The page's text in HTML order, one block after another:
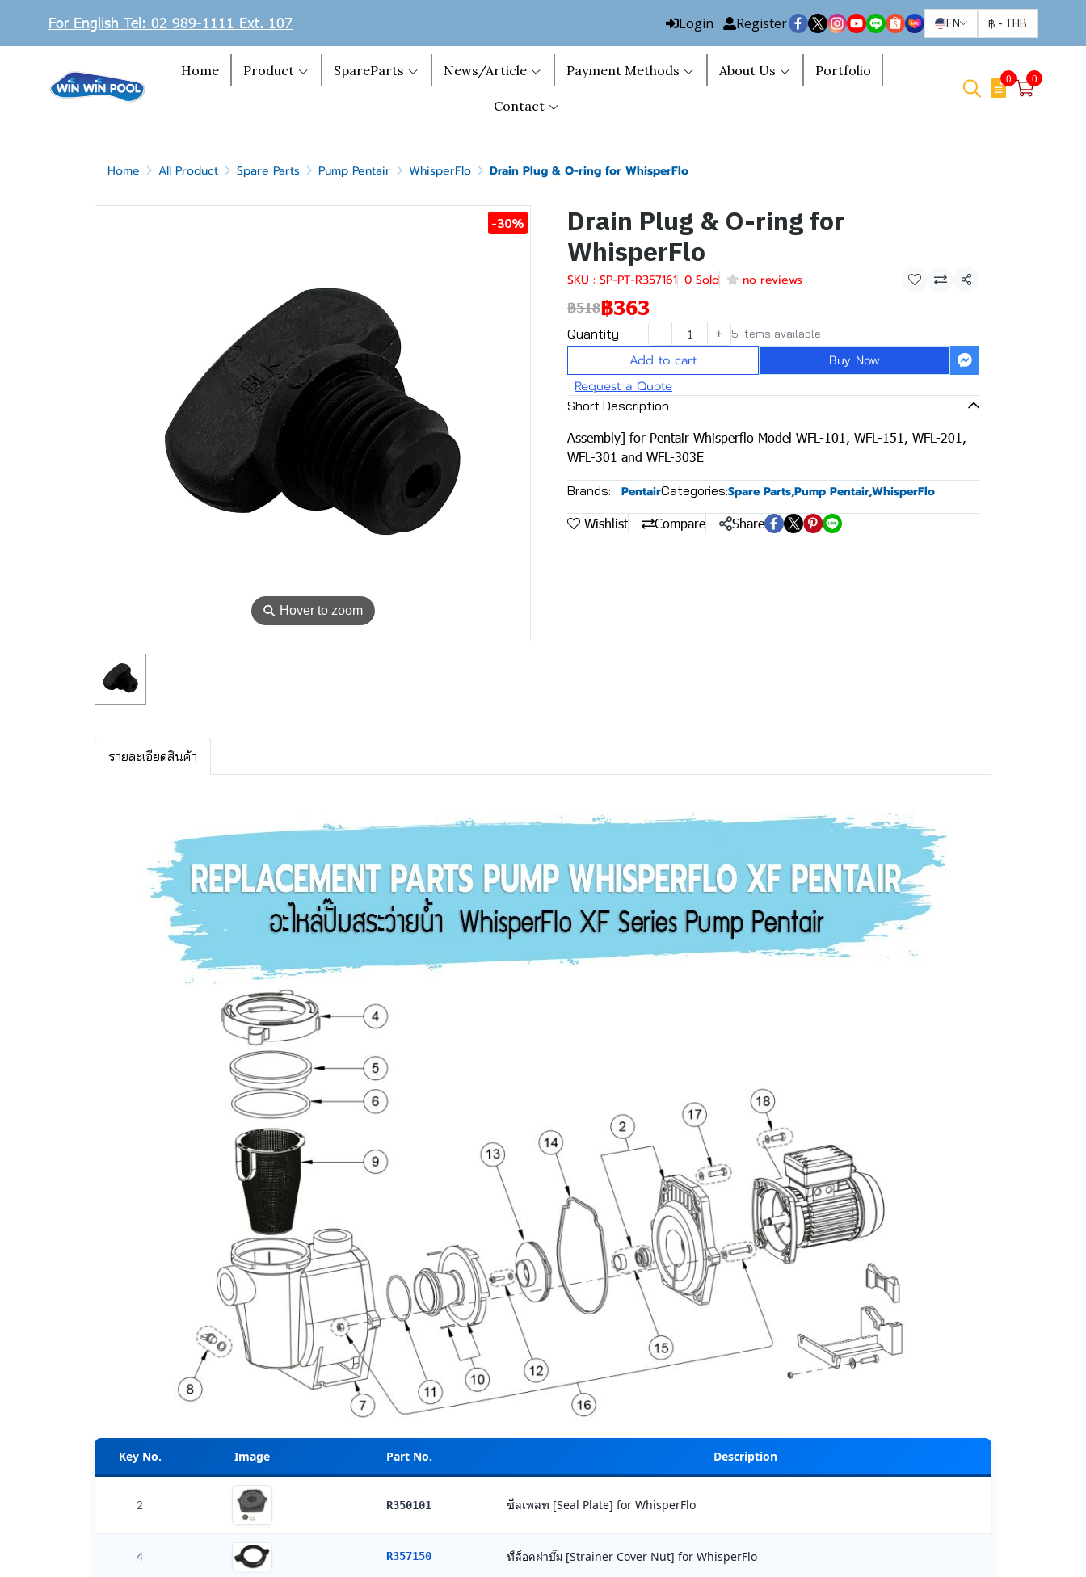
For English Tel: 02 989-1111 Ext. 107 Login Register EN ฿ - THB
Home Product SpareParts News/Article Payment Methods About Us Portfolio
Contact
0 0
Home All Product Spare Parts Pump Pentair WhisperFlo Drain Plug & O-ring for WhisperFlo
⚲ Hover to zoom
-30%
Drain Plug & O-ring for
WhisperFlo
SKU : SP-PT-R357161 0 Sold no reviews Share
฿518฿363
Quantity 5 items available
Add to cart
Buy Now
Request a Quote
Short Description
Assembly] for Pentair Whisperflo Model WFL-101, WFL-151, WFL-201,
WFL-301 and WFL-303E
Brands: PentairCategories:Spare Parts,Pump Pentair,WhisperFlo
Wishlist
Compare Share
รายละเอียดสินค้า
Key No. Image Part No. Description
2 R350101 ซีลเพลท [Seal Plate] for WhisperFlo
4 R357150 ที่ล็อคฝาปั๊ม [Strainer Cover Nut] for WhisperFlo